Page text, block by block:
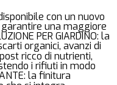
con un nuovo
una maggiore
PER GIARDINO: la
organici, avanzi di
ricco di nutrienti,
i rifiuti in modo
la finitura